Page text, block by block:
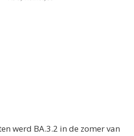
werd BA.3.2 in de zomer van